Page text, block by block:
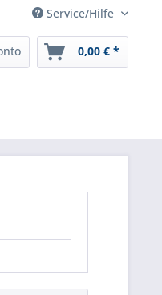
Service/Hilfe
0,00 € *